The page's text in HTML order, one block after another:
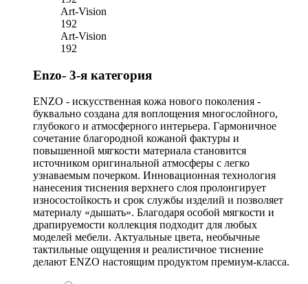
Art-Vision
192
Art-Vision
192
Enzo- 3-я категория
ENZO - искусственная кожа нового поколения -
буквально создана для воплощения многослойного,
глубокого и атмосферного интерьера. Гармоничное
сочетание благородной кожаной фактуры и
повышенной мягкости материала становится
источником оригинальной атмосферы с легко
узнаваемым почерком. Инновационная технология
нанесения тиснения верхнего слоя пролонгирует
износостойкость и срок службы изделий и позволяет
материалу «дышать». Благодаря особой мягкости и
драпируемости коллекция подходит для любых
моделей мебели. Актуальные цвета, необычные
тактильные ощущения и реалистичное тиснение
делают ENZO настоящим продуктом премиум-класса.